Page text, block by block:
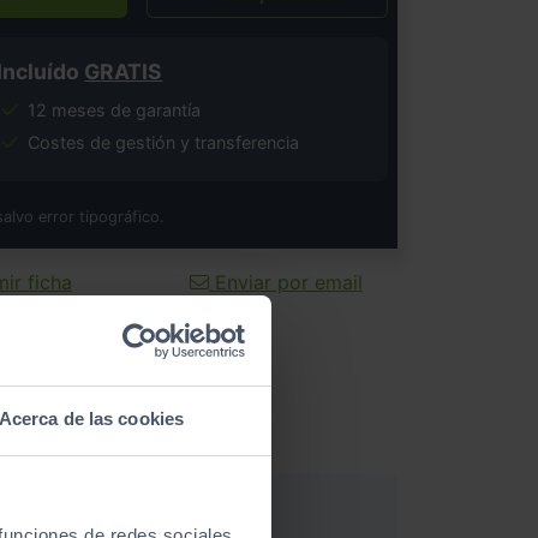
Acerca de las cookies
GRATIS
12 meses de garantía
Costes de gestión y transferencia
error tipográfico.
ficha Enviar por email